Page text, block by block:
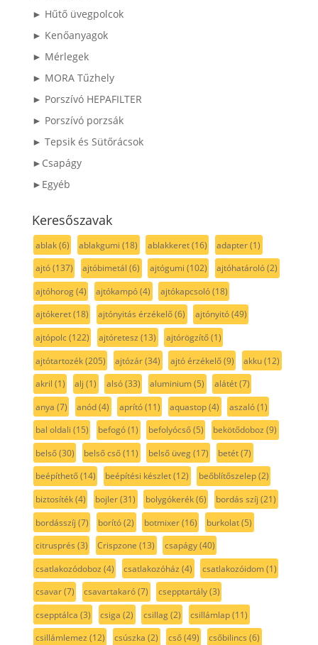
► Hűtő üvegpolcok
► Kenőanyagok
► Mérlegek
► MORA Tűzhely
► Porszívó HEPAFILTER
► Porszívó porzsák
► Tepsik és Sütőrácsok
►Csapágy
►Egyéb
Keresőszavak
ablak(6) ablakgumi (18) ablakkeret(16) adapter(1)
ajtó(137) ajtóbimetál (6) ajtógumi (102) ajtóhatároló(2)
ajtóhorog(4) ajtókampó(4) ajtókapcsoló(18)
ajtókeret(18) ajtónyitás érzékelő(6) ajtónyitó(49)
ajtópolc(122) ajtóretesz (13) ajtórögzítő(1)
ajtótartozék(205) ajtózár(34) ajtó érzékelő(9) akku(12)
akril (1) alj (1) alsó(33) aluminium(5) alátét(7)
anya (7) anód(4) aprító(11) aquastop(4) aszaló(1)
bal oldali (15) befogó(1) befolyócső(5) bekötődoboz (9)
belső(30) belső cső(11) belső üveg(17) betét(7)
beépíthető(14) beépítési készlet(12) beőblítőszelep(2)
biztosíték(4) bojler(31) bolygókerék(6) bordás szíj (21)
bordásszíj (7) borító(2) botmixer(16) burkolat(5)
citrusprés (3) Crispzone (13) csapágy(40)
csatlakozódoboz (4) csatlakozóház (4) csatlakozóidom(1)
csavar(7) csavartakaró(7) csepptartály(3)
csepptálca (3) csiga (2) csillag(2) csillámlap(11)
csillámlemez (12) csúszka (2) cső(49) csőbilincs (6)